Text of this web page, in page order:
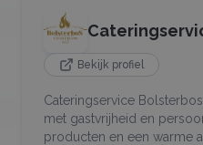
Bekijk profiel
Cateringservice
met gastvrijheid en
producten en een warme